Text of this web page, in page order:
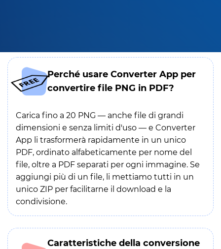
Perché usare Converter App per
convertire file PNG in PDF?
Carica fino a 20 PNG — anche file di grandi
dimensioni e senza limiti d'uso — e Converter
App li trasformerà rapidamente in un unico
PDF, ordinato alfabeticamente per nome del
file, oltre a PDF separati per ogni immagine. Se
aggiungi più di un file, li mettiamo tutti in un
unico ZIP per facilitarne il download e la
condivisione.
Caratteristiche della conversione